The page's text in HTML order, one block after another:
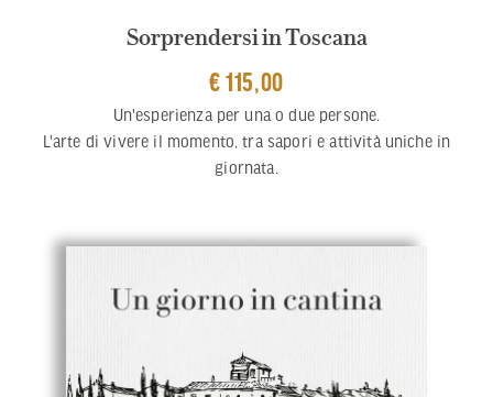
Sorprendersi in Toscana
€ 115,00
Un'esperienza per una o due persone.
L'arte di vivere il momento, tra sapori e attività uniche in
giornata.